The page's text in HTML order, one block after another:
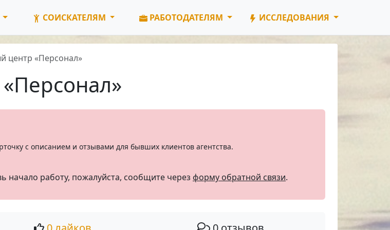
СОИСКАТЕЛЯМ РАБОТОДАТЕЛЯМ ИССЛЕДОВАНИЯ
центр «Персонал»
с описанием и отзывами для бывших клиентов агентства.
начало работу, пожалуйста, сообщите через форму обратной связи.